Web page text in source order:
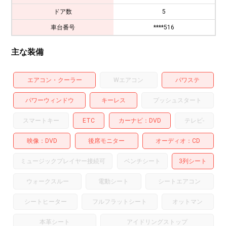
ドア数 5
車台番号 ****516
主な装備
エアコン・クーラー Wエアコン パワステ
パワーウィンドウ キーレス プッシュスタート
スマートキー ETC カーナビ DVD テレビ-
映像 DVD 後席モニター オーディオ CD
ミュージックプレイヤー接続可 ベンチシート 3列シート
ウォークスルー 電動シート シートエアコン
シートヒーター フルフラットシート オットマン
本革シート アイドリングストップ